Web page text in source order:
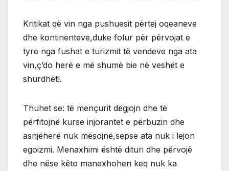
Kritikat që vin nga pushuesit përtej oqeaneve
dhe kontinenteve,duke folur për përvojat e
tyre nga fushat e turizmit të vendeve nga ata
vin,ç’do herë e më shumë bie në veshët e
shurdhët!.
Thuhet se: të mençurit dëgjojn dhe të
përfitojnë kurse injorantet e përbuzin dhe
asnjëherë nuk mësojnë,sepse ata nuk i lejon
egoizmi. Menaxhimi është dituri dhe përvojë
dhe nëse këto manexhohen keq nuk ka